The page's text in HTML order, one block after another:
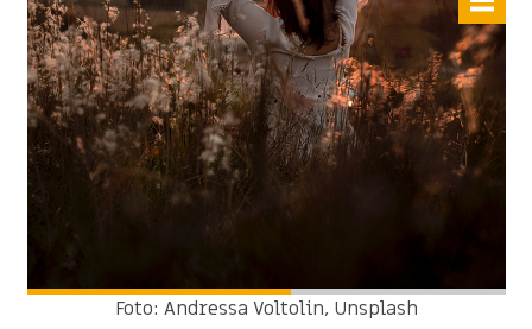
Foto: Andressa Voltolin, Unsplash